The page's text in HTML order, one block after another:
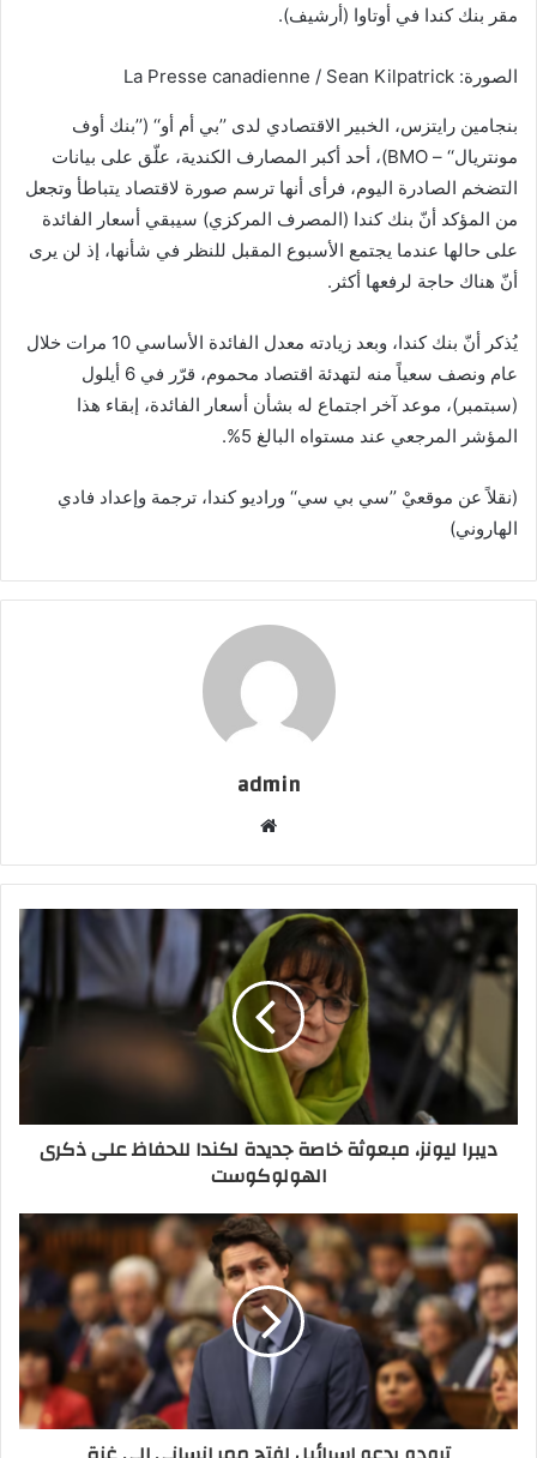
مقر بنك كندا في أوتاوا (أرشيف).
الصورة: La Presse canadienne / Sean Kilpatrick
بنجامين رايتزس، الخبير الاقتصادي لدى ’’بي أم أو‘‘ (’’بنك أوف
مونتريال‘‘ – BMO)، أحد أكبر المصارف الكندية، علّق على بيانات
التضخم الصادرة اليوم، فرأى أنها ترسم صورة لاقتصاد يتباطأ وتجعل
من المؤكد أنّ بنك كندا (المصرف المركزي) سيبقي أسعار الفائدة
على حالها عندما يجتمع الأسبوع المقبل للنظر في شأنها، إذ لن يرى
أنّ هناك حاجة لرفعها أكثر.
يُذكر أنّ بنك كندا، وبعد زيادته معدل الفائدة الأساسي 10 مرات خلال
عام ونصف سعياً منه لتهدئة اقتصاد محموم، قرّر في 6 أيلول
(سبتمبر)، موعد آخر اجتماع له بشأن أسعار الفائدة، إبقاء هذا
المؤشر المرجعي عند مستواه البالغ 5%.
(نقلاً عن موقعيْ ’’سي بي سي‘‘ وراديو كندا، ترجمة وإعداد فادي
الهاروني)
admin
ديبرا ليونز، مبعوثة خاصة جديدة لكندا للحفاظ على ذكرى
الهولوكوست